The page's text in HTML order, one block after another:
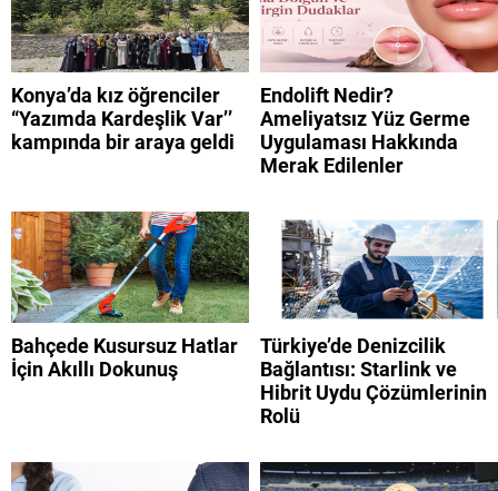
Konya’da kız öğrenciler
“Yazımda Kardeşlik Var’’
kampında bir araya geldi
Endolift Nedir?
Ameliyatsız Yüz Germe
Uygulaması Hakkında
Merak Edilenler
Bahçede Kusursuz Hatlar
İçin Akıllı Dokunuş
Türkiye’de Denizcilik
Bağlantısı: Starlink ve
Hibrit Uydu Çözümlerinin
Rolü